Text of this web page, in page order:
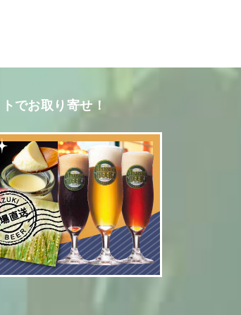
でお取り寄せ！